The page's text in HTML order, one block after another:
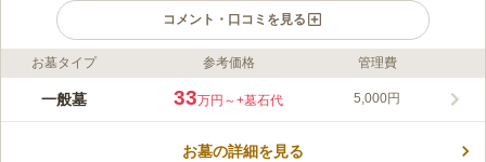
コメント・口コミを見る
ライフドット編集部のコメント
周囲はのどかで落ち着いた雰囲気のある、自然災害の地震に備え
埼玉有数の古刹に管理されているという安心を感じられる環境で
お墓タイプ 参考価格 管理費
一般墓 33万円～+墓石代 5,000円
お墓の詳細を見る